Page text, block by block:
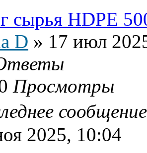
сырья HDPE
D » 17 июл
Просмотры
2025, 10:04